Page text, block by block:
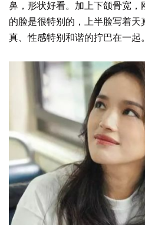
鼻，形状好看。加上下颌骨宽
的脸是很特别的，上半脸写着天
真、性感特别和谐的拧巴在一起。